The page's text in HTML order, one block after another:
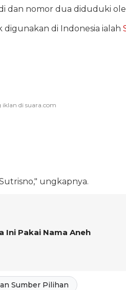
dan nomor dua diduduki
di Indonesia ialah
ungkapnya.
Ini Pakai Nama Aneh
Sumber Pilihan